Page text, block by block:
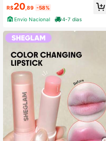
gem + Bruma Matte Fixadora Spray
Lady Beauty
R$20 ,89 -58%
Envio Nacional
4-7 dias